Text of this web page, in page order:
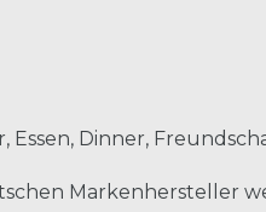
Essen, Dinner,
Markenhersteller